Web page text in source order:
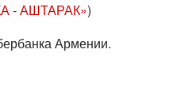
- АШТАРАК»)
Армении.